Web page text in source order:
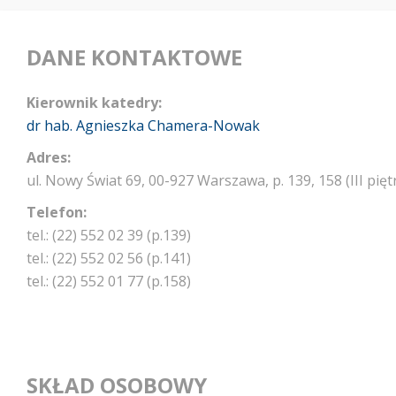
DANE KONTAKTOWE
Kierownik katedry:
dr hab. Agnieszka Chamera-Nowak
Adres:
ul. Nowy Świat 69, 00-927 Warszawa, p. 139, 158 (III
Telefon:
tel.: (22) 552 02 39 (p.139)
tel.: (22) 552 02 56 (p.141)
tel.: (22) 552 01 77 (p.158)
SKŁAD OSOBOWY